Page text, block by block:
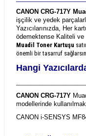
CANON CRG-717Y
işçilik ve yedek
Yazıcılarınızda, Her
ödemektense Kaliteli ve
Muadil Toner Kartuşu
önemli bir tasarruf
Hangi
CANON CRG-717Y
modellerinde
CANON i-SENSYS